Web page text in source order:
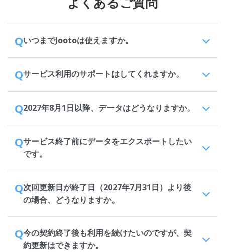
QいつまでJootoは使えますか。
Qサービス利用のサポートはしてくれますか。
Q2027年8月1日以降、データはどうなりますか。
Qサービス終了前にデータをエクスポートしたい
です。
Q次回更新日が終了日（2027年7月31日）より後
の場合、どうなりますか。
Q今の契約終了後も利用を続けたいのですが、契
約更新はできますか。